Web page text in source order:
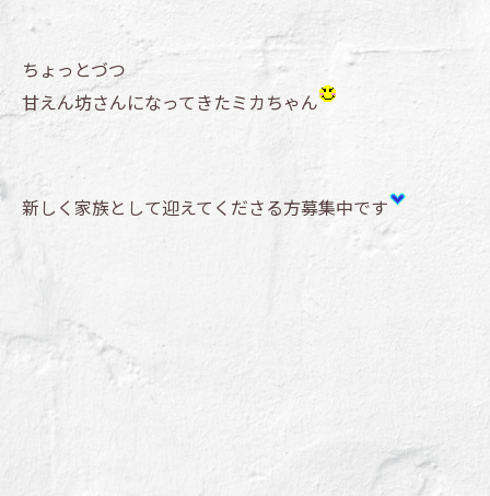
ちょっとづつ
甘えん坊さんになってきたミカちゃん
新しく家族として迎えてくださる方募集中です